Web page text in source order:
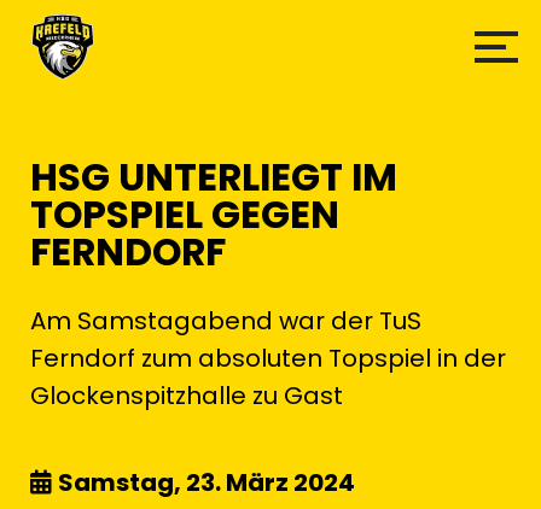
HSG UNTERLIEGT IM
TOPSPIEL GEGEN
FERNDORF
Am Samstagabend war der TuS
Ferndorf zum absoluten Topspiel in der
Glockenspitzhalle zu Gast
Samstag, 23. März 2024